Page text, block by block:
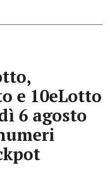
e 10eLotto
6 agosto